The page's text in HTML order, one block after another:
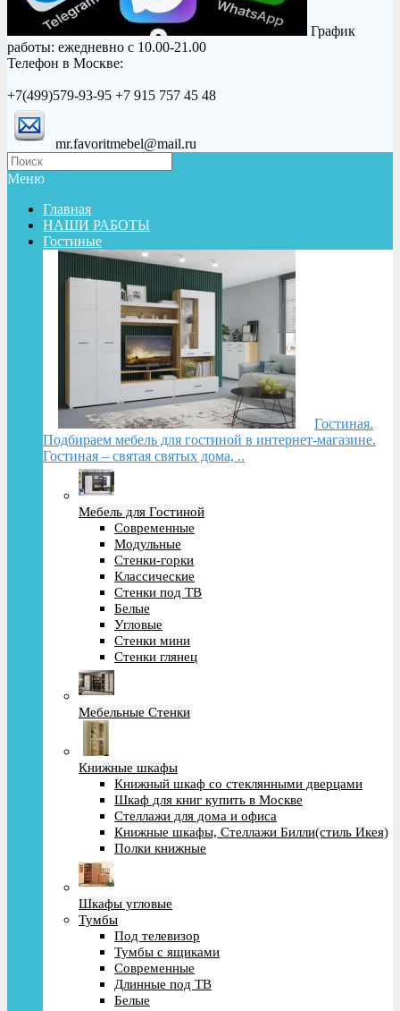
График
работы: ежедневно с 10.00-21.00
Телефон в Москве:
+7(499)579-93-95 +7 915 757 45 48
mr.favoritmebel@mail.ru
Меню
Главная
НАШИ РАБОТЫ
Гостиные
Гостиная.
Подбираем мебель для гостиной в интернет-магазине.
Гостиная – святая святых дома, ..
Мебель для Гостиной
Современные
Модульные
Стенки-горки
Классические
Стенки под ТВ
Белые
Угловые
Стенки мини
Стенки глянец
Мебельные Стенки
Книжные шкафы
Книжный шкаф со стеклянными дверцами
Шкаф для книг купить в Москве
Стеллажи для дома и офиса
Книжные шкафы, Стеллажи Билли(стиль Икея)
Полки книжные
Шкафы угловые
Тумбы
Под телевизор
Тумбы с ящиками
Современные
Длинные под ТВ
Белые